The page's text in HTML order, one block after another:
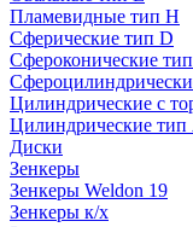
Пламевидные тип H
Сферические тип D
Сфероконические
Цилиндрические с
Цилиндрические тип
Диски
Зенкеры
Зенкеры Weldon 19
Зенкеры к/х